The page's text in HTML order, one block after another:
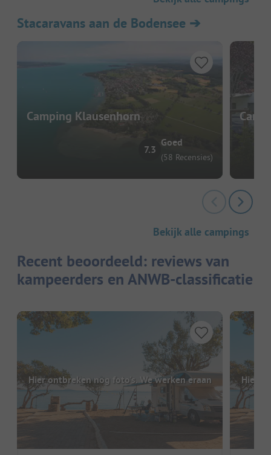
Stacaravans aan de Bodensee ➔
Camping Klausenhorn
7.3
Goed
(58 Recensies)
Bekijk alle campings
Recent beoordeeld: reviews van
kampeerders en ANWB-classificatie
Hier ontbreken nog foto's. We werken eraan Hier